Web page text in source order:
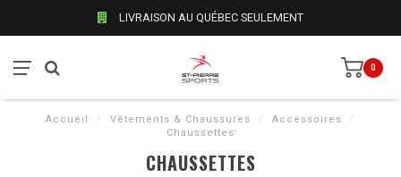
LIVRAISON AU QUÉBEC SEULEMENT
0
Accueil / Vêtements & Chaussures / Accessoires
/
Chaussettes
CHAUSSETTES